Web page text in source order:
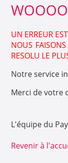
UN ERREUR
NOUS
RESOLU LE
Notre service
Merci de votre
L'équipe du
Revenir à